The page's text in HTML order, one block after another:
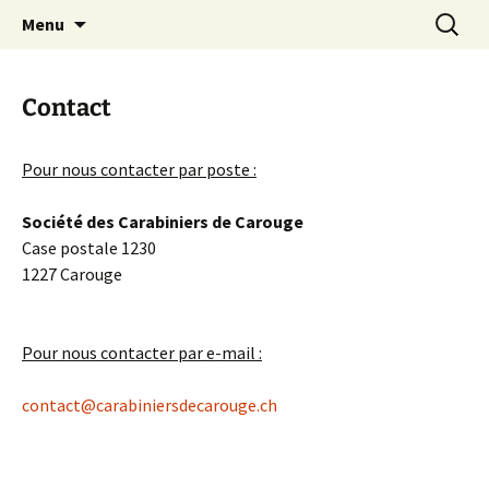
Carabiniers de Carouge
Menu
Contact
Pour nous contacter par poste :
Société des Carabiniers de Carouge
Case postale 1230
1227 Carouge
Pour nous contacter par e-mail :
contact@carabiniersdecarouge.ch